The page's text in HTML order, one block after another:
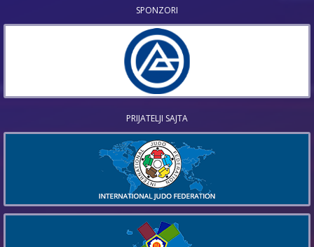
SPONZORI
PRIJATELJI SAJTA